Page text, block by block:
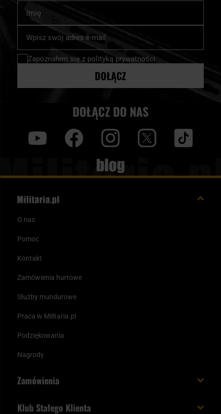
nasz
newsletter:
Zapoznałem się z polityką prywatności
DOŁĄCZ
DOŁĄCZ DO NAS
Blog
O nas
Pomoc
Kontakt
Zamówienia hurtowe
Służby mundurowe
Praca w Militaria.pl
Podziękowania
Nagrody
Zamówienia
Klub Stałego Klienta